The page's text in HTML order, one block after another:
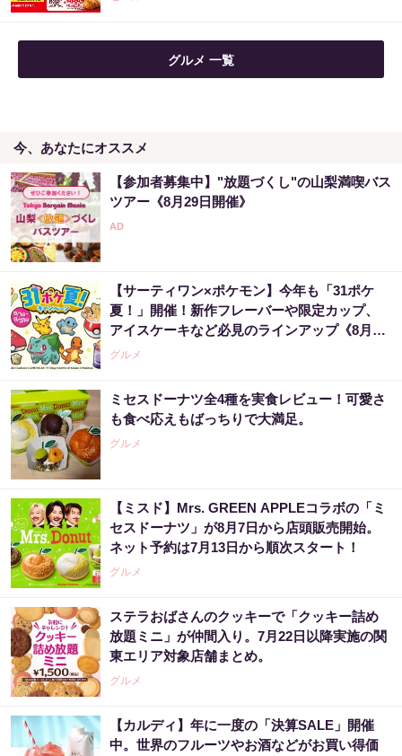
グルメ 一覧
今、あなたにオススメ
【参加者募集中】"放題づくし"の山梨満喫バス
ツアー《8月29日開催》
【サーティワン×ポケモン】今年も「31ポケ
夏！」開催！新作フレーバーや限定カップ、
アイスケーキなど必見のラインアップ《8月1
日スタート》
グルメ
ミセスドーナツ全4種を実食レビュー！可愛さ
も食べ応えもばっちりで大満足。
グルメ
【ミスド】Mrs. GREEN APPLEコラボの「ミ
セスドーナツ」が8月7日から店頭販売開始。
ネット予約は7月13日から順次スタート！
グルメ
ステラおばさんのクッキーで「クッキー詰め
放題ミニ」が仲間入り。7月22日以降実施の関
東エリア対象店舗まとめ。
グルメ
【カルディ】年に一度の「決算SALE」開催
中。世界のフルーツやお酒などがお買い得価